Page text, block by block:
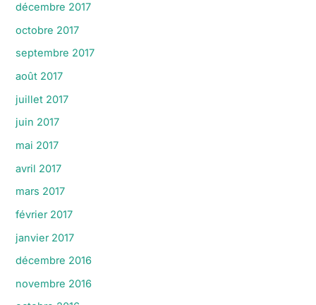
décembre 2017
octobre 2017
septembre 2017
août 2017
juillet 2017
juin 2017
mai 2017
avril 2017
mars 2017
février 2017
janvier 2017
décembre 2016
novembre 2016